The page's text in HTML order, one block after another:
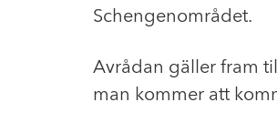
Schengenområdet.
Avrådan gäller fram
man kommer att